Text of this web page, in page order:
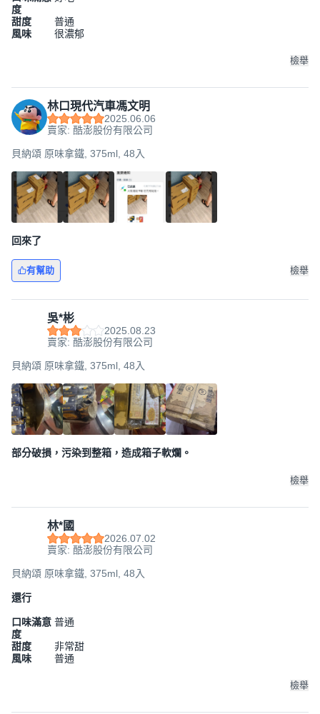
度
甜度
普通
風味
很濃郁
檢舉
林口現代汽車馮文明
2025.06.06
賣家: 酷澎股份有限公司
貝納頌 原味拿鐵, 375ml, 48入
回來了
有幫助 檢舉
吳*彬
2025.08.23
賣家: 酷澎股份有限公司
貝納頌 原味拿鐵, 375ml, 48入
部分破損，污染到整箱，造成箱子軟爛。
檢舉
林*國
2026.07.02
賣家: 酷澎股份有限公司
貝納頌 原味拿鐵, 375ml, 48入
還行
口味滿意
度
普通
甜度
非常甜
風味
普通
檢舉